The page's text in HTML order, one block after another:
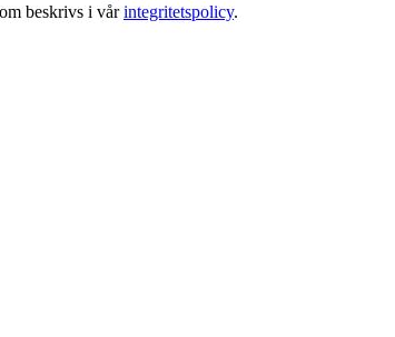
beskrivs i vårintegritetspolicy.